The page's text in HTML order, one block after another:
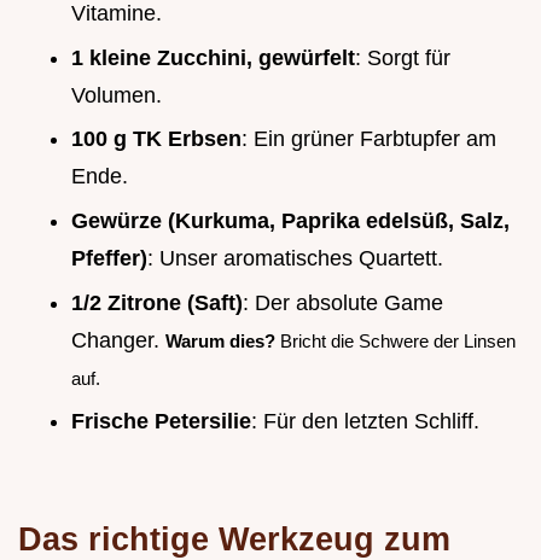
Vitamine.
1 kleine Zucchini, gewürfelt: Sorgt für
Volumen.
100 g TK Erbsen: Ein grüner Farbtupfer am
Ende.
Gewürze (Kurkuma, Paprika edelsüß, Salz,
Pfeffer): Unser aromatisches Quartett.
1/2 Zitrone (Saft): Der absolute Game
Changer. Warum dies? Bricht die Schwere der Linsen
auf.
Frische Petersilie: Für den letzten Schliff.
Das richtige Werkzeug zum